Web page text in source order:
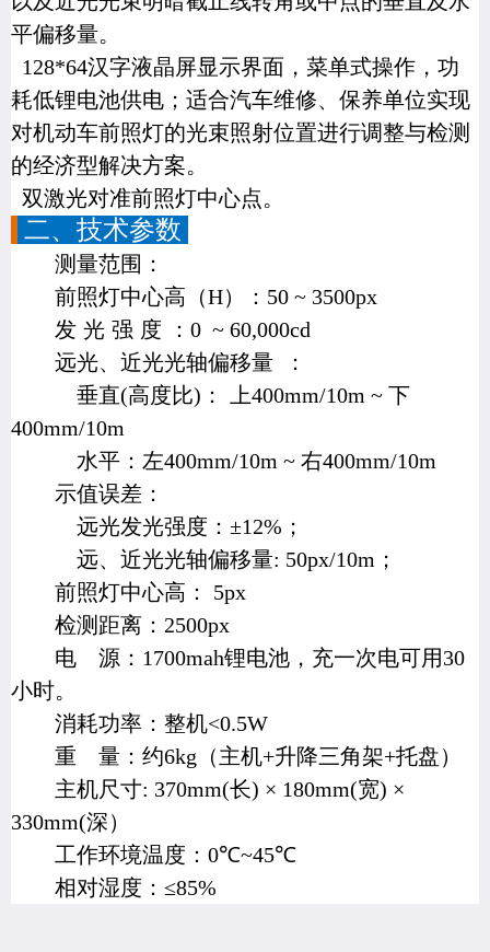
平偏移量。
128*64汉字液晶屏显示界面，菜单式操作，功
耗低锂电池供电；适合汽车维修、保养单位实现
对机动车前照灯的光束照射位置进行调整与检测
的经济型解决方案。
双激光对准前照灯中心点。
二、技术参数
测量范围：
前照灯中心高（H）： 50 ~ 3500px
发 光 强 度 ： 0 ~ 60,000cd
远光、近光光轴偏移量
：
垂直(高度比) ： 上400mm/10m ~ 下
400mm/10m
水平：左400mm/10m ~ 右400mm/10m
示值误差：
远光发光强度： ±12% ；
远、近光光轴偏移量: 50px/10m ；
前照灯中心高：
5px
检测距离： 2500px
电
源： 1700mah锂电池，充一次电可用30
小时。
消耗功率：整机<0.5W
重
量：约6kg （主机+升降三角架+托盘）
主机尺寸: 370mm(长) × 180mm(宽) ×
330mm(深）
工作环境温度： 0℃~45℃
相对湿度： ≤85%